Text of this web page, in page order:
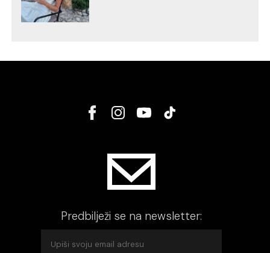
Predbilježi se na newsletter: